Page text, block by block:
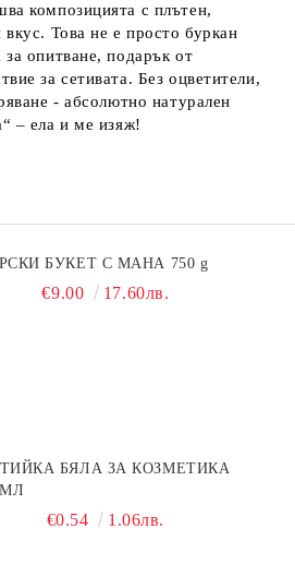
композицията с плътен,
Това не е просто буркан
опитване, подарък от
за сетивата. Без оцветители,
- абсолютно натурален
– ела и ме изяж!
БУКЕТ С МАНА 750 g
€9.00 17.60лв.
БЯЛА ЗА КОЗМЕТИКА
МЛ
€0.54 1.06лв.